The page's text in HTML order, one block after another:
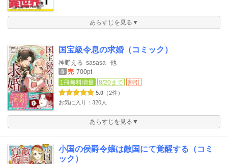
あらすじを見る▼
国宝級令息の求婚（コミック）
神野える sasasa 他
巻 完 700pt
1冊無料増量
8/20まで 割引
5.0 （2件）
お気に入り：320人
あらすじを見る▼
小国の侯爵令嬢は敵国にて覚醒する（コミ
ック）